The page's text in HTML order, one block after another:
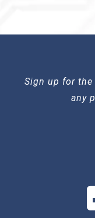
Sign up for
any